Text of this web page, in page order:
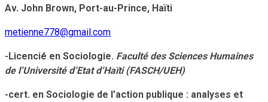
Av. John Brown, Port-au-Prince, Haïti
metienne778@gmail.com
-Licencié en Sociologie. Faculté des Sciences Humaines
de l’Université d’Etat d’Haïti (FASCH/UEH)
-cert. en Sociologie de l’action publique : analyses et